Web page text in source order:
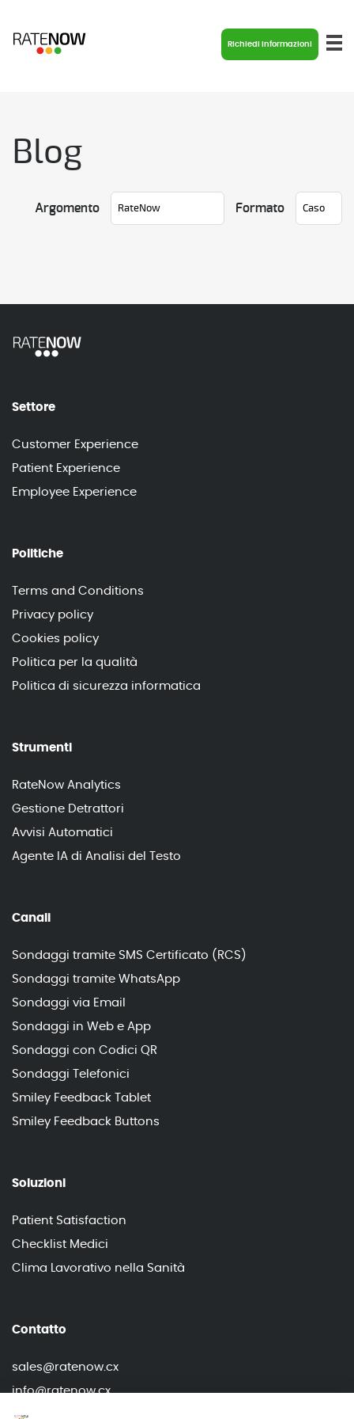
Richiedi informazioni
Blog
Argomento Formato
Settore
Customer Experience
Patient Experience
Employee Experience
Politiche
Terms and Conditions
Privacy policy
Cookies policy
Politica per la qualità
Politica di sicurezza informatica
Strumenti
RateNow Analytics
Gestione Detrattori
Avvisi Automatici
Agente IA di Analisi del Testo
Canali
Sondaggi tramite SMS Certificato (RCS)
Sondaggi tramite WhatsApp
Sondaggi via Email
Sondaggi in Web e App
Sondaggi con Codici QR
Sondaggi Telefonici
Smiley Feedback Tablet
Smiley Feedback Buttons
Soluzioni
Patient Satisfaction
Checklist Medici
Clima Lavorativo nella Sanità
Contatto
sales@ratenow.cx
info@ratenow.cx
+39 02 80 89 61 21